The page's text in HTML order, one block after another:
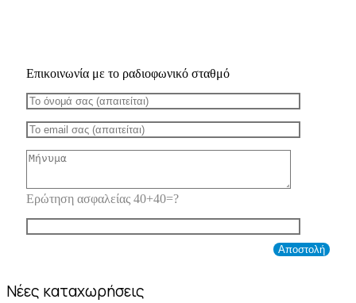
Επικοινωνία με το ραδιοφωνικό σταθμό
Ερώτηση ασφαλείας 40+40=?
Νέες καταχωρήσεις